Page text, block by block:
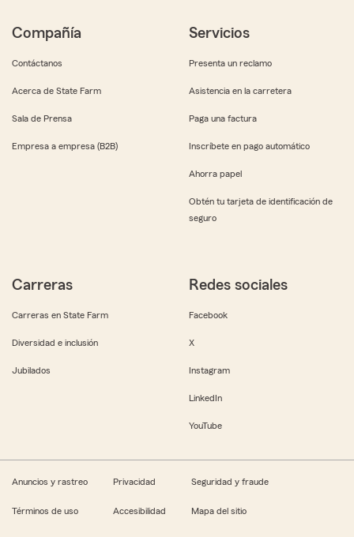
Compañía
Contáctanos
Acerca de State Farm
Sala de Prensa
Empresa a empresa (B2B)
Servicios
Presenta un reclamo
Asistencia en la carretera
Paga una factura
Inscríbete en pago automático
Ahorra papel
Obtén tu tarjeta de identificación de
seguro
Carreras
Carreras en State Farm
Diversidad e inclusión
Jubilados
Redes sociales
Facebook
X
Instagram
LinkedIn
YouTube
Anuncios y rastreo Privacidad Seguridad y fraude
Términos de uso Accesibilidad Mapa del sitio